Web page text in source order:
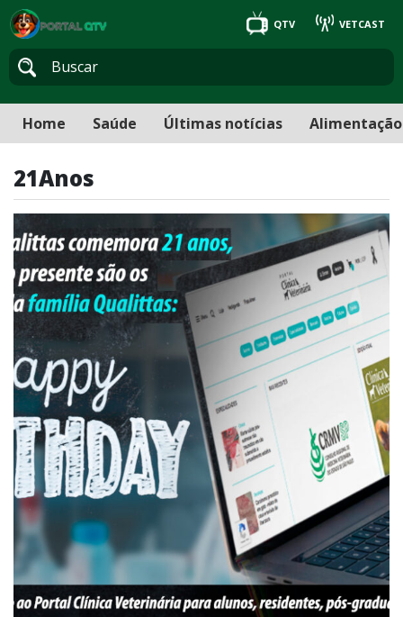
QTV VETCAST
Home Saúde Últimas notícias Alimentação
21Anos